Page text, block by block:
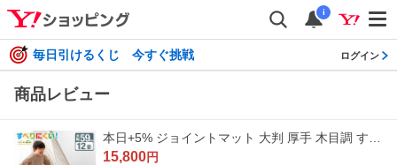
i
毎日引けるくじ 今すぐ挑戦 ログイン
商品レビュー
15,800円